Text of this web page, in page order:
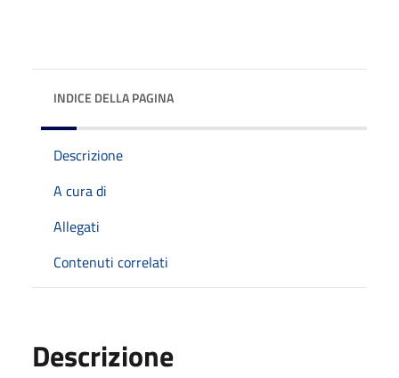
INDICE DELLA PAGINA
Descrizione
A cura di
Allegati
Contenuti correlati
Descrizione